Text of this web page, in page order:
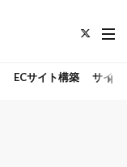
ECサイト構築 サイト